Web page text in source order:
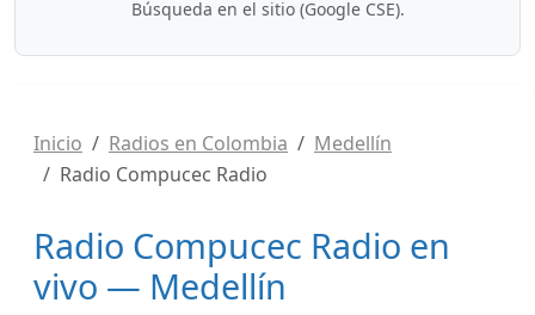
Búsqueda en el sitio (Google CSE).
Inicio Radios en Colombia
Medellín
Radio Compucec Radio
Radio Compucec Radio en
vivo — Medellín